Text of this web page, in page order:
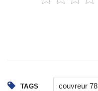
TAGS couvreur 78